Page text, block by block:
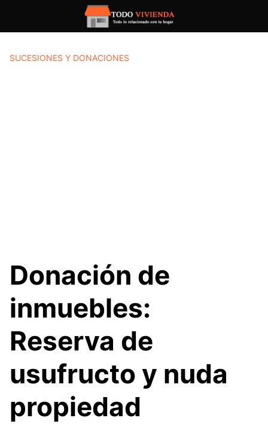
SUCESIONES Y DONACIONES
Donación de
inmuebles:
Reserva de
usufructo y nuda
propiedad